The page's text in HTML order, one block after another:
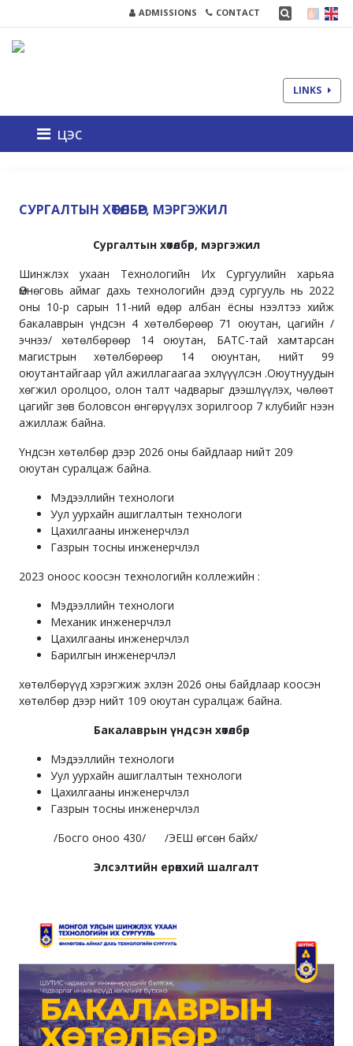
ADMISSIONS CONTACT
LINKS
цэс
СУРГАЛТЫН ХӨТӨЛБӨР, МЭРГЭЖИЛ
Сургалтын хөтөлбөр, мэргэжил
Шинжлэх ухаан Технологийн Их Сургуулийн харьяа
Өмнөговь аймаг дахь технологийн дээд сургууль нь 2022
оны 10-р сарын 11-ний өдөр албан ёсны нээлтээ хийж
бакалаврын үндсэн 4 хөтөлбөрөөр 71 оюутан, цагийн /
эчнээ/ хөтөлбөрөөр 14 оюутан, БАТС-тай хамтарсан
магистрын хөтөлбөрөөр 14 оюунтан, нийт 99
оюутантайгаар үйл ажиллагаагаа эхлүүүлсэн .Оюутнуудын
хөгжил оролцоо, олон талт чадварыг дээшлүүлэх, чөлөөт
цагийг зөв боловсон өнгөрүүлэх зорилгоор 7 клубийг нээн
ажиллаж байна.
Үндсэн хөтөлбөр дээр 2026 оны байдлаар нийт 209
оюутан суралцаж байна.
Мэдээллийн технологи
Уул уурхайн ашиглалтын технологи
Цахилгааны инженерчлэл
Газрын тосны инженерчлэл
2023 оноос коосэн технологийн коллежийн :
Мэдээллийн технологи
Механик инженерчлэл
Цахилгааны инженерчлэл
Барилгын инженерчлэл
хөтөлбөрүүд хэрэгжиж эхлэн 2026 оны байдлаар коосэн
хөтөлбөр дээр нийт 109 оюутан суралцаж байна.
Бакалаврын үндсэн хөтөлбөр
Мэдээллийн технологи
Уул уурхайн ашиглалтын технологи
Цахилгааны инженерчлэл
Газрын тосны инженерчлэл
/Босго оноо 430/ /ЭЕШ өгсөн байх/
Элсэлтийн ерөнхий шалгалт